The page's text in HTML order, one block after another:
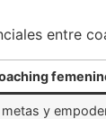
entre
y